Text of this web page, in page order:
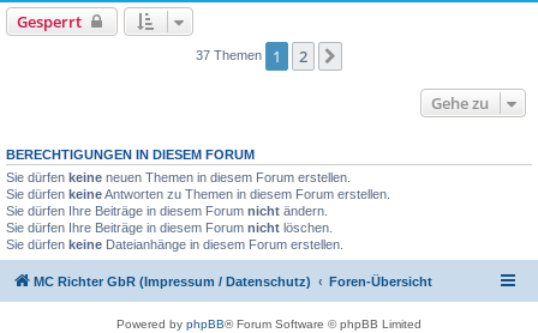
Gesperrt
37 Themen 1 2
Gehe zu
BERECHTIGUNGEN IN DIESEM FORUM
Sie dürfen keine neuen Themen in diesem Forum erstellen.
Sie dürfen keineAntworten zu Themen in diesem Forum erstellen.
Sie dürfen Ihre Beiträge in diesem Forum nicht ändern.
Sie dürfen Ihre Beiträge in diesem Forum nicht löschen.
Sie dürfen keine Dateianhänge in diesem Forum erstellen.
MC Richter GbR (Impressum / Datenschutz) Foren-Übersicht
Powered by phpBB® Forum Software © phpBB Limited